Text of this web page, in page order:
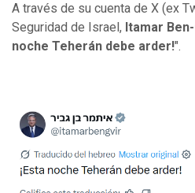
A través de su cuenta de X (ex
Seguridad de Israel, Itamar
noche Teherán debe arder!".